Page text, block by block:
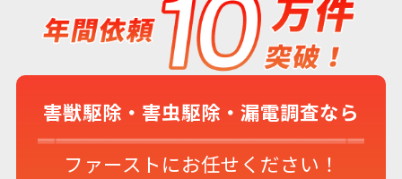
害獣駆除・害虫駆除・漏電調査なら
ファーストにお任せください！